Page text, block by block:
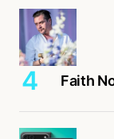
Faith